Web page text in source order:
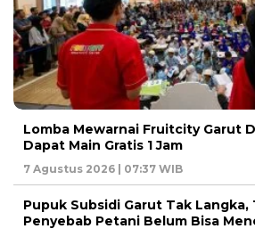
Lomba Mewarnai Fruitcity Garut
Dapat Main Gratis 1 Jam
7 Agustus 2026 | 07:37 WIB
Pupuk Subsidi Garut Tak Langka,
Penyebab Petani Belum Bisa